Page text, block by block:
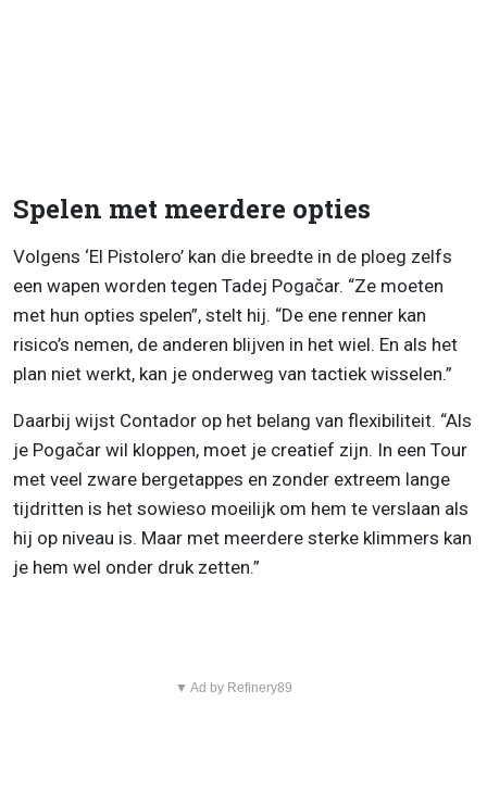
Spelen met meerdere opties
Volgens ‘El Pistolero’ kan die breedte in de ploeg zelfs
een wapen worden tegen Tadej Pogačar. “Ze moeten
met hun opties spelen”, stelt hij. “De ene renner kan
risico’s nemen, de anderen blijven in het wiel. En als het
plan niet werkt, kan je onderweg van tactiek wisselen.”
Daarbij wijst Contador op het belang van flexibiliteit. “Als
je Pogačar wil kloppen, moet je creatief zijn. In een Tour
met veel zware bergetappes en zonder extreem lange
tijdritten is het sowieso moeilijk om hem te verslaan als
hij op niveau is. Maar met meerdere sterke klimmers kan
je hem wel onder druk zetten.”
▼ Ad by Refinery89